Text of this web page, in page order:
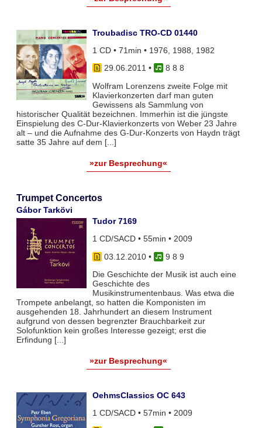
Troubadisc TRO-CD 01440
1 CD • 71min • 1976, 1988, 1982
29.06.2011 •
8 8 8
Wolfram Lorenzens zweite Folge mit
Klavierkonzerten darf man guten
Gewissens als Sammlung von
historischer Qualität bezeichnen. Immerhin ist die jüngste
Einspielung des C-Dur-Klavierkonzerts von Weber 23 Jahre
alt – und die Aufnahme des G-Dur-Konzerts von Haydn trägt
satte 35 Jahre auf dem [...]
»zur Besprechung«
Trumpet Concertos
Gábor Tarkövi
Tudor 7169
1 CD/SACD • 55min • 2009
03.12.2010•
9 8 9
Die Geschichte der Musik ist auch eine
Geschichte des
Musikinstrumentenbaus. Was etwa die
Trompete anbelangt, so hatten die Komponisten im
ausgehenden 18. Jahrhundert an diesem Instrument
aufgrund von dessen begrenzter Brauchbarkeit zur
Solofunktion kein großes Interesse gezeigt; erst die
Erfindung [...]
»zur Besprechung«
OehmsClassics OC 643
1 CD/SACD • 57min • 2009